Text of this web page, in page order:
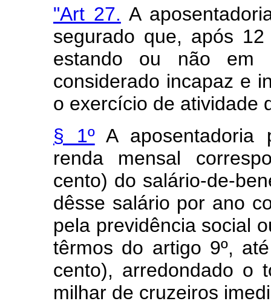
"Art 27. A
segurado que, após
estando ou não em
considerado incapaz e
o exercício de atividade
§ 1ºA aposentadoria
renda mensal
cento) do salário-de-
dêsse salário por ano
pela previdência social
têrmos do artigo 9º,
cento), arredondado o
milhar de cruzeiros